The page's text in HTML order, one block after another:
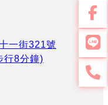
一街321號
行8分鐘)